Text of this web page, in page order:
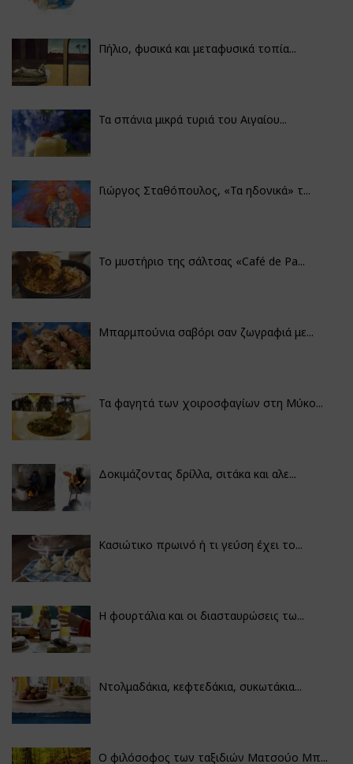
Πήλιο, φυσικά και μεταφυσικά τοπία...
Τα σπάνια μικρά τυριά του Αιγαίου...
Γιώργος Σταθόπουλος, «Τα ηδονικά» τ...
Το μυστήριο της σάλτσας «Café de Pa...
Μπαρμπούνια σαβόρι σαν ζωγραφιά με...
Τα φαγητά των χοιροσφαγίων στη Μύκο...
Δοκιμάζοντας δρίλλα, σιτάκα και αλε...
Κασιώτικο πρωινό ή τι γεύση έχει το...
Η φουρτάλια και οι διασταυρώσεις τω...
Ντολμαδάκια, κεφτεδάκια, συκωτάκια...
Ο φιλόσοφος των ταξιδιών Ματσούο Μπ...